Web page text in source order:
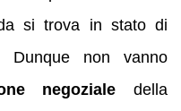
si trova in stato di
Dunque non vanno
negoziale della